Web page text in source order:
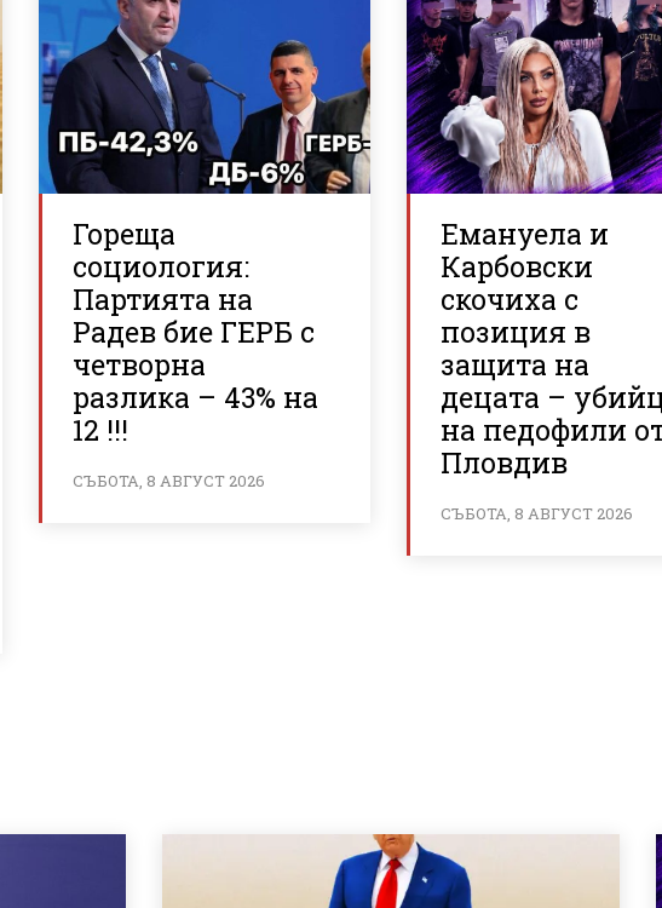
Гореща
социология:
Партията на
Радев бие ГЕРБ с
четворна
разлика – 43% на
12 !!!
СЪБОТА, 8 АВГУСТ 2026
Емануела и
Карбовски
скочиха с
позиция в
защита на
децата –
на педофили
Пловдив
СЪБОТА, 8 АВГУСТ 2026